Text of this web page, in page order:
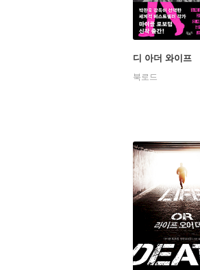
평을 받
중이다.
디 아더 와이프
북로드